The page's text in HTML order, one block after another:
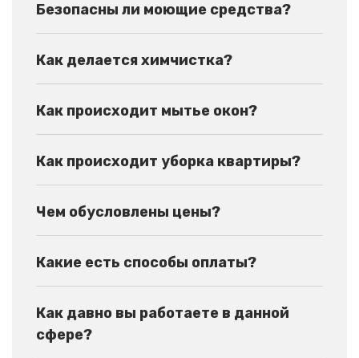
Безопасны ли моющие средства?
Как делается химчистка?
Как происходит мытье окон?
Как происходит уборка квартиры?
Чем обусловлены цены?
Какие есть способы оплаты?
Как давно вы работаете в данной
сфере?